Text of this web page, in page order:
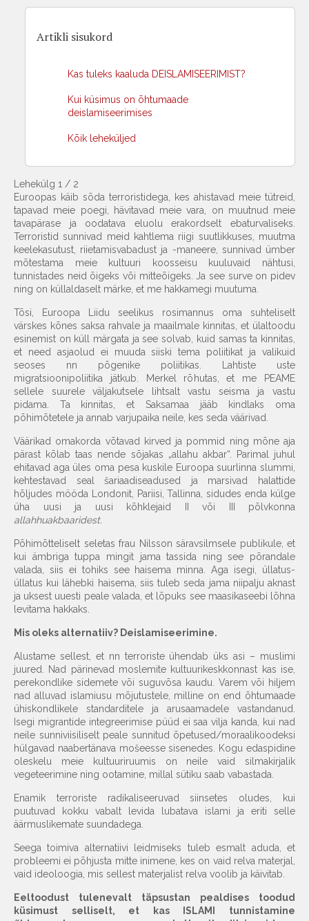
Artikli sisukord
Kas tuleks kaaluda DEISLAMISEERIMIST?
Kui küsimus on õhtumaade
deislamiseerimises
Kõik leheküljed
Lehekülg 1 / 2
Euroopas käib sõda terroristidega, kes ahistavad meie tütreid,
tapavad meie poegi, hävitavad meie vara, on muutnud meie
tavapärase ja oodatava eluolu erakordselt ebaturvaliseks.
Terroristid sunnivad meid kahtlema riigi suutlikkuses, muutma
keelekasutust, riietamisvabadust ja -maneere, sunnivad ümber
mõtestama meie kultuuri koosseisu kuuluvaid nähtusi,
tunnistades neid õigeks või mitteõigeks. Ja see surve on pidev
ning on küllaldaselt märke, et me hakkamegi muutuma.
Tõsi, Euroopa Liidu seelikus rosimannus oma suhteliselt
värskes kõnes saksa rahvale ja maailmale kinnitas, et ülaltoodu
esinemist on küll märgata ja see solvab, kuid samas ta kinnitas,
et need asjaolud ei muuda siiski tema poliitikat ja valikuid
seoses nn põgenike poliitikas. Lahtiste uste
migratsioonipoliitika jätkub. Merkel rõhutas, et me PEAME
sellele suurele väljakutsele lihtsalt vastu seisma ja vastu
pidama. Ta kinnitas, et Saksamaa jääb kindlaks oma
põhimõtetele ja annab varjupaika neile, kes seda väärivad.
Väärikad omakorda võtavad kirved ja pommid ning mõne aja
pärast kõlab taas nende sõjakas „allahu akbar“. Parimal juhul
ehitavad aga üles oma pesa kuskile Euroopa suurlinna slummi,
kehtestavad seal šariaadiseadused ja marsivad halattide
hõljudes mööda Londonit, Pariisi, Tallinna, sidudes enda külge
üha uusi ja uusi kõhklejaid II või III põlvkonna
allahhuakbaaridest.
Põhimõtteliselt seletas frau Nilsson säravsilmsele publikule, et
kui ämbriga tuppa mingit jama tassida ning see põrandale
valada, siis ei tohiks see haisema minna. Aga isegi, üllatus-
üllatus kui lähebki haisema, siis tuleb seda jama niipalju aknast
ja uksest uuesti peale valada, et lõpuks see maasikaseebi lõhna
levitama hakkaks.
Mis oleks alternatiiv? Deislamiseerimine.
Alustame sellest, et nn terroriste ühendab üks asi – muslimi
juured. Nad pärinevad moslemite kultuurikeskkonnast kas ise,
perekondlike sidemete või suguvõsa kaudu. Varem või hiljem
nad alluvad islamiusu mõjutustele, milline on end õhtumaade
ühiskondlikele standarditele ja arusaamadele vastandanud.
Isegi migrantide integreerimise püüd ei saa vilja kanda, kui nad
neile sunniviisiliselt peale sunnitud õpetused/moraalikoodeksi
hülgavad naabertänava mošeesse sisenedes. Kogu edaspidine
oleskelu meie kultuuriruumis on neile vaid silmakirjalik
vegeteerimine ning ootamine, millal sütiku saab vabastada.
Enamik terroriste radikaliseeruvad siinsetes oludes, kui
puutuvad kokku vabalt levida lubatava islami ja eriti selle
äärmuslikemate suundadega.
Seega toimiva alternatiivi leidmiseks tuleb esmalt aduda, et
probleemi ei põhjusta mitte inimene, kes on vaid relva materjal,
vaid ideoloogia, mis sellest materjalist relva voolib ja käivitab.
Eeltoodust tulenevalt täpsustan pealdises toodud
küsimust selliselt, et kas ISLAMI tunnistamine